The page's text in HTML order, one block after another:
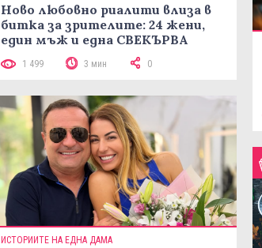
Ново любовно риалити влиза в
битка за зрителите: 24 жени,
един мъж и една СВЕКЪРВА
1 499 3 мин 0
ИСТОРИИТЕ НА ЕДНА ДАМА